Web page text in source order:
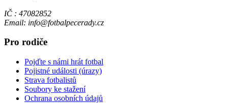
IČ : 47082852
Email: info@fotbalpecerady.cz
Pro rodiče
Pojďte s námi hrát fotbal
Pojistné události (úrazy)
Strava fotbalistů
Soubory ke stažení
Ochrana osobních údajů